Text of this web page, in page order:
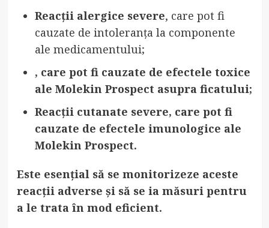
Reacții alergice severe, care pot fi
cauzate de intoleranța la componente
ale medicamentului;
, care pot fi cauzate de efectele toxice
ale Molekin Prospect asupra ficatului;
Reacții cutanate severe, care pot fi
cauzate de efectele imunologice ale
Molekin Prospect.
Este esențial să se monitorizeze aceste
reacții adverse și să se ia măsuri pentru
a le trata în mod eficient.